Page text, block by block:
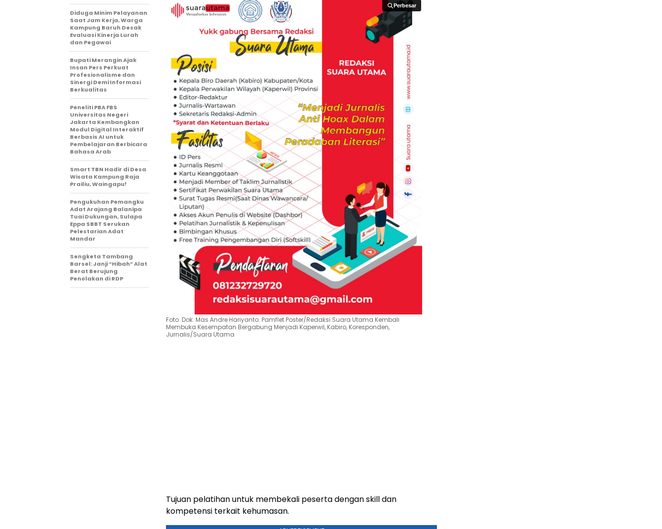
Perbesar
Perbesar
Foto: Dok. Mas Andre Hariyanto. Pamflet Poster/Redaksi Suara Utama Kembali
Membuka Kesempatan Bergabung Menjadi Kaperwil, Kabiro, Koresponden,
Jurnalis/Suara Utama
Tujuan pelatihan untuk membekali peserta dengan skill dan
kompetensi terkait kehumasan.
Diduga Minim Pelayanan
Saat Jam Kerja, Warga
Kampung Baruh Desak
Evaluasi Kinerja Lurah
dan Pegawai
Bupati Merangin Ajak
Insan Pers Perkuat
Profesionalisme dan
Sinergi Demi Informasi
Berkualitas
Peneliti PBA FBS
Universitas Negeri
Jakarta Kembangkan
Modul Digital Interaktif
Berbasis AI untuk
Pembelajaran Berbicara
Bahasa Arab
Smart TBN Hadir di Desa
Wisata Kampung Raja
Prailiu, Waingapu!
Pengukuhan Pemangku
Adat Arajang Balanipa
Tuai Dukungan, Sulapa
Eppa SBBT Serukan
Pelestarian Adat
Mandar
Sengketa Tambang
Barsel: Janji “Hibah” Alat
Berat Berujung
Penolakan di RDP